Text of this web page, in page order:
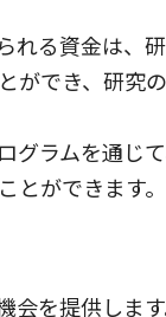
る資金は、
でき、研究
グラムを通じ
ができます。
を提供します